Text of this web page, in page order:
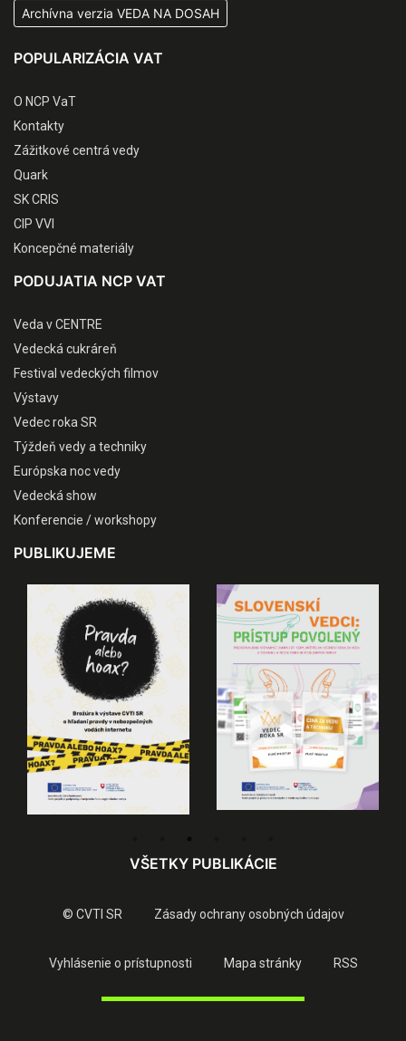
Archívna verzia VEDA NA DOSAH
POPULARIZÁCIA VAT
O NCP VaT
Kontakty
Zážitkové centrá vedy
Quark
SK CRIS
CIP VVI
Koncepčné materiály
PODUJATIA NCP VAT
Veda v CENTRE
Vedecká cukráreň
Festival vedeckých filmov
Výstavy
Vedec roka SR
Týždeň vedy a techniky
Európska noc vedy
Vedecká show
Konferencie / workshopy
PUBLIKUJEME
VŠETKY PUBLIKÁCIE
© CVTI SR Zásady ochrany osobných údajov
Vyhlásenie o prístupnosti Mapa stránky RSS